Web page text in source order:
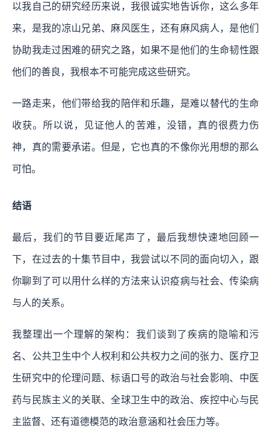
以我自己的研究经历来说，我很诚实地告诉你，这么多年
来，是我的凉山兄弟、麻风医生，还有麻风病人，是他们
协助我走过困难的研究之路，如果不是他们的生命韧性跟
他们的善良，我根本不可能完成这些研究。
一路走来，他们带给我的陪伴和乐趣，是难以替代的生命
收获。所以说，见证他人的苦难，没错，真的很费力伤
神，真的需要承诺。但是，它也真的不像你光用想的那么
可怕。
结语
最后，我们的节目要近尾声了，最后我想快速地回顾一
下，在过去的十集节目中，我尝试以不同的面向切入，跟
你聊到了可以用什么样的方法来认识疫病与社会、传染病
与人的关系。
我整理出一个理解的架构：我们谈到了疾病的隐喻和污
名、公共卫生中个人权利和公共权力之间的张力、医疗卫
生研究中的伦理问题、标语口号的政治与社会影响、中医
药与民族主义的关联、全球卫生中的政治、疾控中心与民
主监督、还有道德模范的政治意涵和社会压力等。